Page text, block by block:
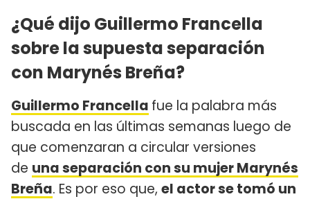
¿Qué dijo Guillermo Francella
sobre la supuesta separación
con Marynés Breña?
Guillermo Francella fue la palabra más
buscada en las últimas semanas luego de
que comenzaran a circular versiones
de una separación con su mujer Marynés
Breña. Es por eso que, el actor se tomó un